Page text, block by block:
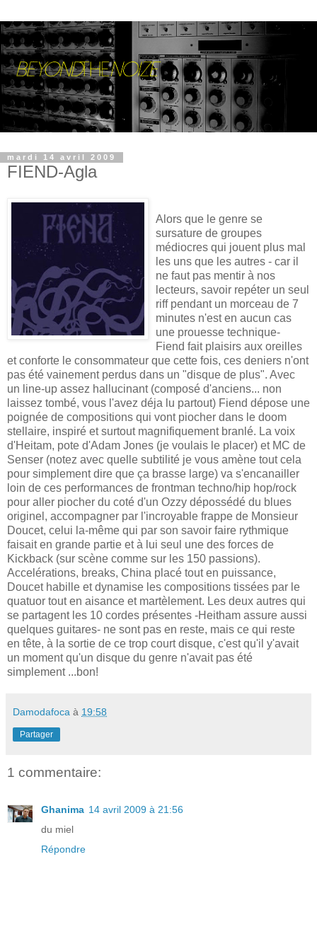
mardi 14 avril 2009
FIEND-Agla
Alors que le genre se
sursature de groupes
médiocres qui jouent plus mal
les uns que les autres - car il
ne faut pas mentir à nos
lecteurs, savoir repéter un seul
riff pendant un morceau de 7
minutes n'est en aucun cas
une prouesse technique-
Fiend fait plaisirs aux oreilles
et conforte le consommateur que cette fois, ces deniers n'ont
pas été vainement perdus dans un "disque de plus". Avec
un line-up assez hallucinant (composé d'anciens... non
laissez tombé, vous l'avez déja lu partout) Fiend dépose une
poignée de compositions qui vont piocher dans le doom
stellaire, inspiré et surtout magnifiquement branlé. La voix
d'Heitam, pote d'Adam Jones (je voulais le placer) et MC de
Senser (notez avec quelle subtilité je vous amène tout cela
pour simplement dire que ça brasse large) va s'encanailler
loin de ces performances de frontman techno/hip hop/rock
pour aller piocher du coté d'un Ozzy dépossédé du blues
originel, accompagner par l'incroyable frappe de Monsieur
Doucet, celui la-même qui par son savoir faire rythmique
faisait en grande partie et à lui seul une des forces de
Kickback (sur scène comme sur les 150 passions).
Accelérations, breaks, China placé tout en puissance,
Doucet habille et dynamise les compositions tissées par le
quatuor tout en aisance et martèlement. Les deux autres qui
se partagent les 10 cordes présentes -Heitham assure aussi
quelques guitares- ne sont pas en reste, mais ce qui reste
en tête, à la sortie de ce trop court disque, c'est qu'il y'avait
un moment qu'un disque du genre n'avait pas été
simplement ...bon!
Damodafoca à 19:58
Partager
1 commentaire:
Ghanima 14 avril 2009 à 21:56
du miel
Répondre